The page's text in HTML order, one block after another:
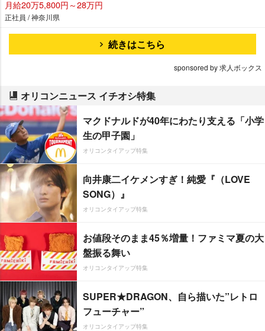
月給20万5,800円～28万円
正社員 / 神奈川県
続きはこちら
sponsored by 求人ボックス
オリコンニュース イチオシ特集
マクドナルドが40年にわたり支える「小学
生の甲子園」
オリコンタイアップ特集
向井康二イケメンすぎ！純愛『（LOVE
SONG）』
オリコンタイアップ特集
お値段そのまま45％増量！ファミマ夏の大
盤振る舞い
オリコンタイアップ特集
SUPER★DRAGON、自ら描いた”レトロ
フューチャー”
オリコンタイアップ特集